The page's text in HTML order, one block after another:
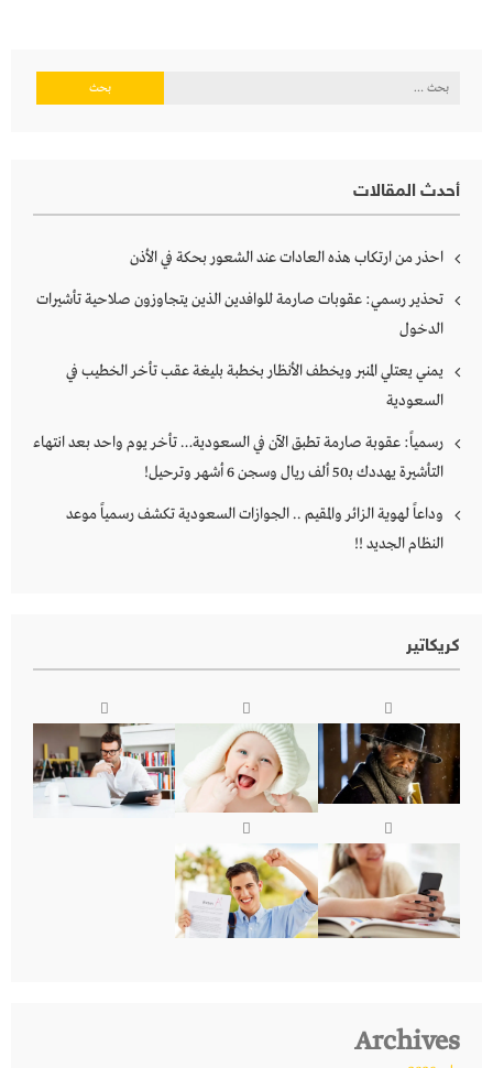
البحث
أحدث المقالات
احذر من ارتكاب هذه العادات عند الشعور بحكة في الأذن
تحذير رسمي: عقوبات صارمة للوافدين الذين يتجاوزون صلاحية تأشيرات
الدخول
يمني يعتلي المنبر ويخطف الأنظار بخطبة بليغة عقب تأخر الخطيب في
السعودية
رسمياً: عقوبة صارمة تطبق الآن في السعودية… تأخر يوم واحد بعد انتهاء
التأشيرة يهددك بـ50 ألف ريال وسجن 6 أشهر وترحيل!
وداعاً لهوية الزائر والمقيم .. الجوازات السعودية تكشف رسمياً موعد
النظام الجديد !!
كريكاتير
Archives